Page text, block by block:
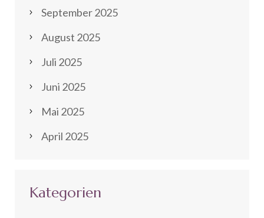
September 2025
August 2025
Juli 2025
Juni 2025
Mai 2025
April 2025
Kategorien